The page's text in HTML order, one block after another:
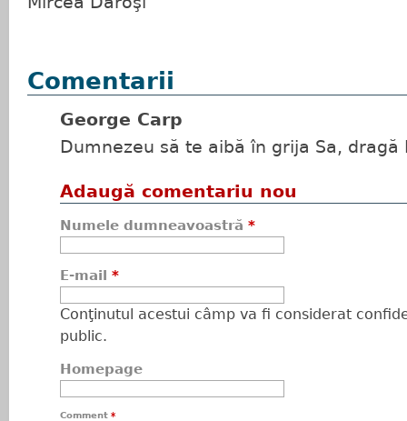
Comentarii
George Carp
Dumnezeu să te aibă în grija Sa, dragă
Adaugă comentariu nou
Numele dumneavoastră *
E-mail *
Conţinutul acestui câmp va fi considerat
public.
Homepage
Comment *